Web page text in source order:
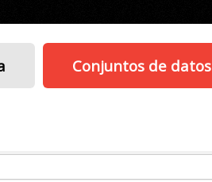
Conjuntos de datos